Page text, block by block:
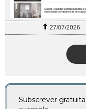
27/07/2026
Subscrever